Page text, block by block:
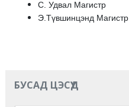
С. Удвал Магистр
Э.Түвшинцэнд Магистр
БУСАД ЦЭСҮҮД